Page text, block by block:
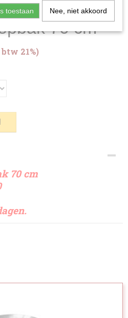
70 cm
21%)
70 cm
toestaan Nee, niet akkoord